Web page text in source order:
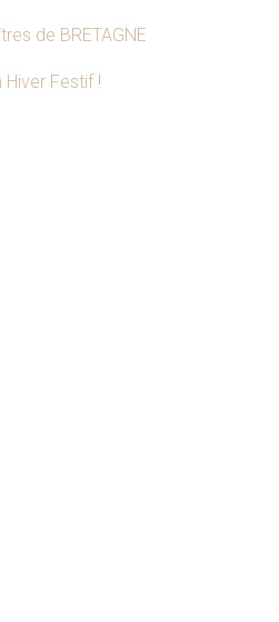
de BRETAGNE
Festif !